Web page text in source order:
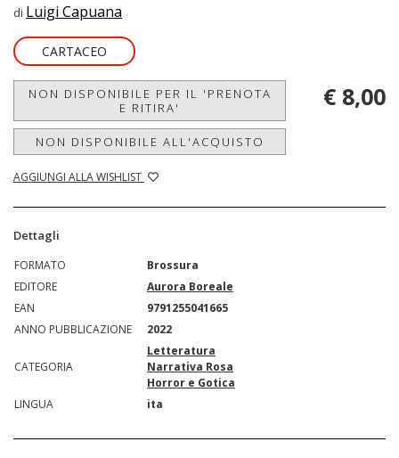
di Luigi Capuana
CARTACEO
NON DISPONIBILE PER IL 'PRENOTA
E RITIRA'
NON DISPONIBILE ALL'ACQUISTO
AGGIUNGI ALLA WISHLIST
€ 8,00
Dettagli
FORMATO
Brossura
EDITORE
Aurora Boreale
EAN
9791255041665
ANNO PUBBLICAZIONE
2022
CATEGORIA
Letteratura
Narrativa Rosa
Horror e Gotica
LINGUA
ita